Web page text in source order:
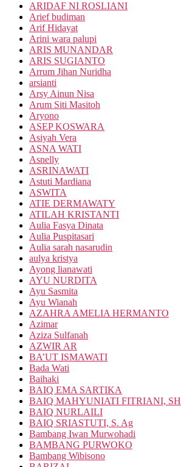
ARIDAF NI ROSLIANI
Arief budiman
Arif Hidayat
Arini wara palupi
ARIS MUNANDAR
ARIS SUGIANTO
Arrum Jihan Nuridha
arsianti
Arsy Ainun Nisa
Arum Siti Masitoh
Aryono
ASEP KOSWARA
Asiyah Vera
ASNA WATI
Asnelly
ASRINAWATI
Astuti Mardiana
ASWITA
ATIE DERMAWATY
ATILAH KRISTANTI
Aulia Fasya Dinata
Aulia Puspitasari
Aulia sarah nasarudin
aulya kristya
Ayong lianawati
AYU NURDITA
Ayu Sasmita
Ayu Wianah
AZAHRA AMELIA HERMANTO
Azimar
Aziza Sulfanah
AZWIR AR
BA’UT ISMAWATI
Bada Wati
Baihaki
BAIQ EMA SARTIKA
BAIQ MAHYUNIATI FITRIANI, SH
BAIQ NURLAILI
BAIQ SRIASTUTI, S. Ag
Bambang Iwan Murwohadi
BAMBANG PURWOKO
Bambang Wibisono